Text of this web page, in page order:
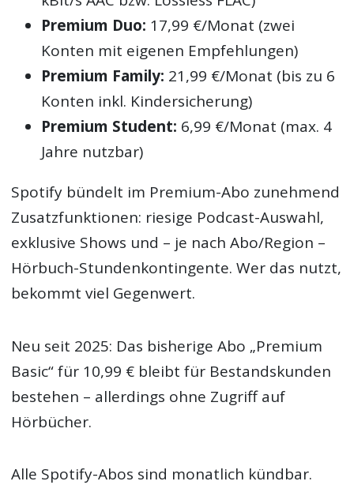
Premium Duo: 17,99 €/Monat (zwei
Konten mit eigenen Empfehlungen)
Premium Family: 21,99 €/Monat (bis zu 6
Konten inkl. Kindersicherung)
Premium Student: 6,99 €/Monat (max. 4
Jahre nutzbar)
Spotify bündelt im Premium-Abo zunehmend
Zusatzfunktionen: riesige Podcast-Auswahl,
exklusive Shows und – je nach Abo/Region –
Hörbuch-Stundenkontingente. Wer das nutzt,
bekommt viel Gegenwert.
Neu seit 2025: Das bisherige Abo „Premium
Basic“ für 10,99 € bleibt für Bestandskunden
bestehen – allerdings ohne Zugriff auf
Hörbücher.
Alle Spotify-Abos sind monatlich kündbar.